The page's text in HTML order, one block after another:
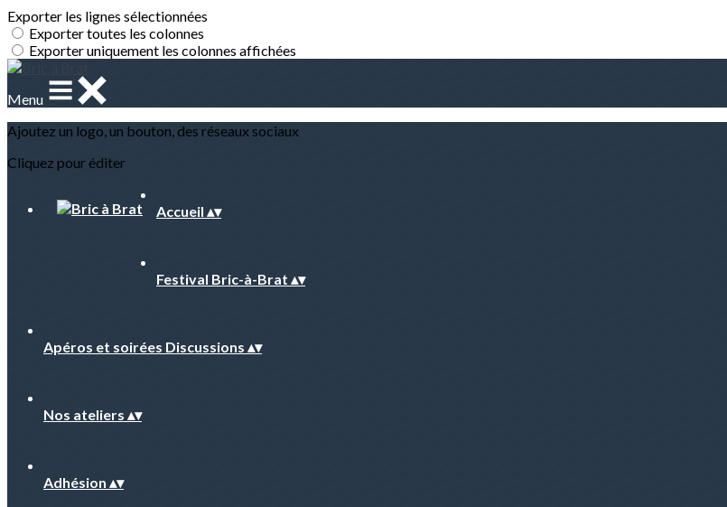
Exporter les lignes sélectionnées
Exporter toutes les colonnes
Exporter uniquement les colonnes affichées
Menu
Ajoutez un logo, un bouton, des réseaux sociaux
Cliquez pour éditer
Accueil ▴▾
Festival Bric-à-Brat ▴▾
Apéros et soirées Discussions ▴▾
Nos ateliers ▴▾
Adhésion ▴▾